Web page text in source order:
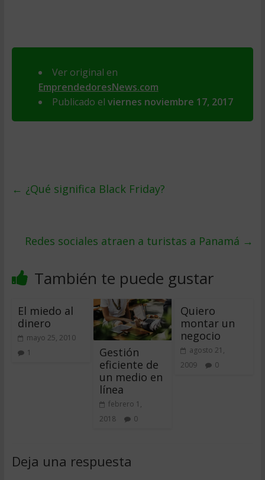
Ver original en
EmprendedoresNews.com
Publicado el viernes noviembre 17, 2017
← ¿Qué significa Black Friday?
Redes sociales atraen a turistas a Panamá →
También te puede gustar
El miedo al
dinero
mayo 25, 2010
1
Gestión
eficiente de
un medio en
línea
febrero 1,
2018
0
Quiero
montar un
negocio
agosto 21,
2009
0
Deja una respuesta